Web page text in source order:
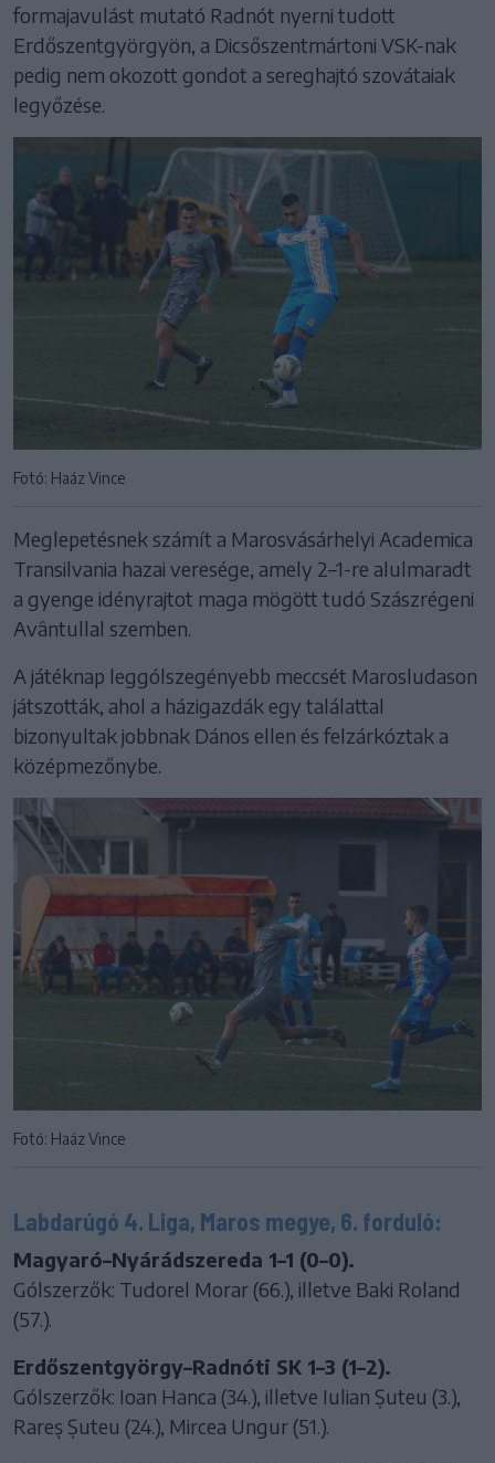
formajavulást mutató Radnót nyerni tudott
Erdőszentgyörgyön, a Dicsőszentmártoni VSK-nak
pedig nem okozott gondot a sereghajtó szovátaiak
legyőzése.
Fotó: Haáz Vince
Meglepetésnek számít a Marosvásárhelyi Academica
Transilvania hazai veresége, amely 2–1-re alulmaradt
a gyenge idényrajtot maga mögött tudó Szászrégeni
Avântullal szemben.
A játéknap leggólszegényebb meccsét Marosludason
játszották, ahol a házigazdák egy találattal
bizonyultak jobbnak Dános ellen és felzárkóztak a
középmezőnybe.
Fotó: Haáz Vince
Labdarúgó 4. Liga, Maros megye, 6. forduló:
Magyaró–Nyárádszereda 1–1 (0–0).
Gólszerzők: Tudorel Morar (66.), illetve Baki Roland
(57.).
Erdőszentgyörgy–Radnóti SK 1–3 (1–2).
Gólszerzők: Ioan Hanca (34.), illetve Iulian Șuteu (3.),
Rareș Șuteu (24.), Mircea Ungur (51.).